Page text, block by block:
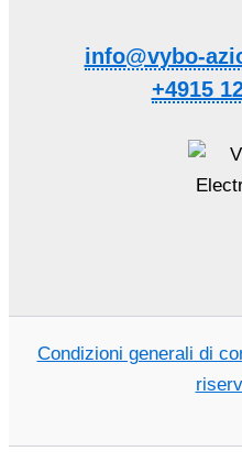
info@vybo-
+4915
Condizioni generali di